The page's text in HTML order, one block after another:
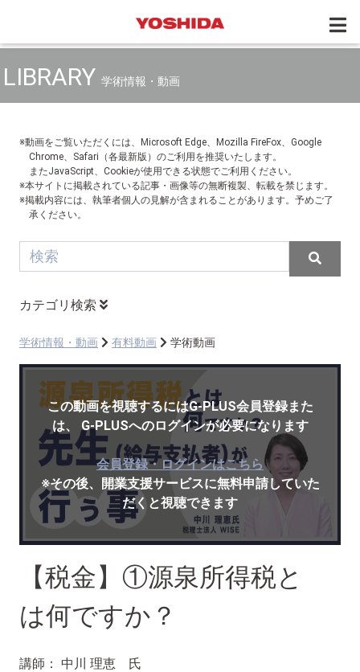
LIBRARY 学術情報・動画
※動画をご覧いただくには、Microsoft Edge、Mozilla FireFox、Google
Chrome、Safari（各最新版）のご利用を推奨いたします。
またJavaScript、Cookieが使用できる状態でご利用ください。
※本サイトに掲載されている記事・画像等の無断複製、転載を禁じます。
※掲載内容には、執筆者個人の見解が含まれることがあります。予めご了
承ください。
カテゴリ検索
学術情報・動画 有料動画 学術動画
この動画を視聴するにはG-PLUS会員登録また
は、
G-PLUSへのログインが必要になります
会員登録・ログインはこちら
※その後、開業支援サービスに無料申請していた
だくと視聴できます
【税金】①源泉所得税と
は何ですか？
講師： 中川 理恵 氏